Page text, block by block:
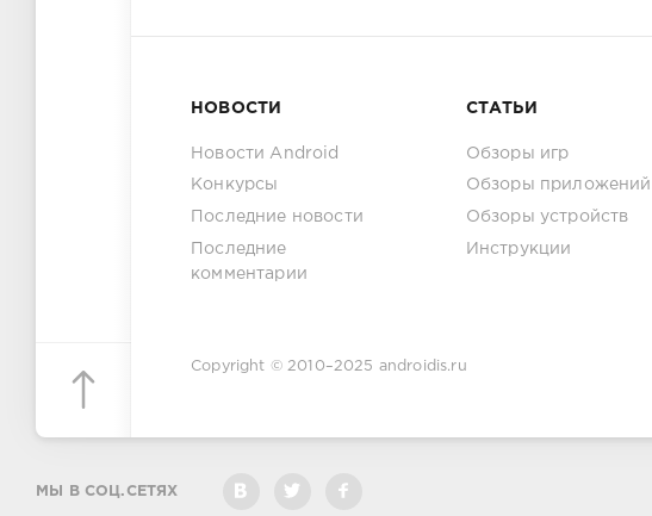
НОВОСТИ
Новости Android
Конкурсы
Последние новости
Последние
комментарии
СТАТЬИ
Обзоры игр
Обзоры приложений
Обзоры устройств
Инструкции
Copyright © 2010–2025 androidis.ru
МЫ В СОЦ.СЕТЯХ